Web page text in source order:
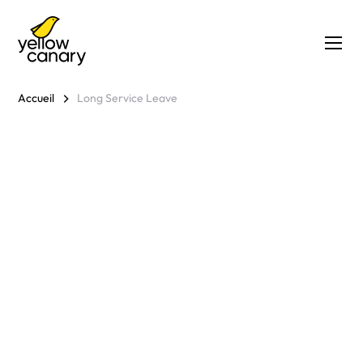
Accueil Long Service Leave